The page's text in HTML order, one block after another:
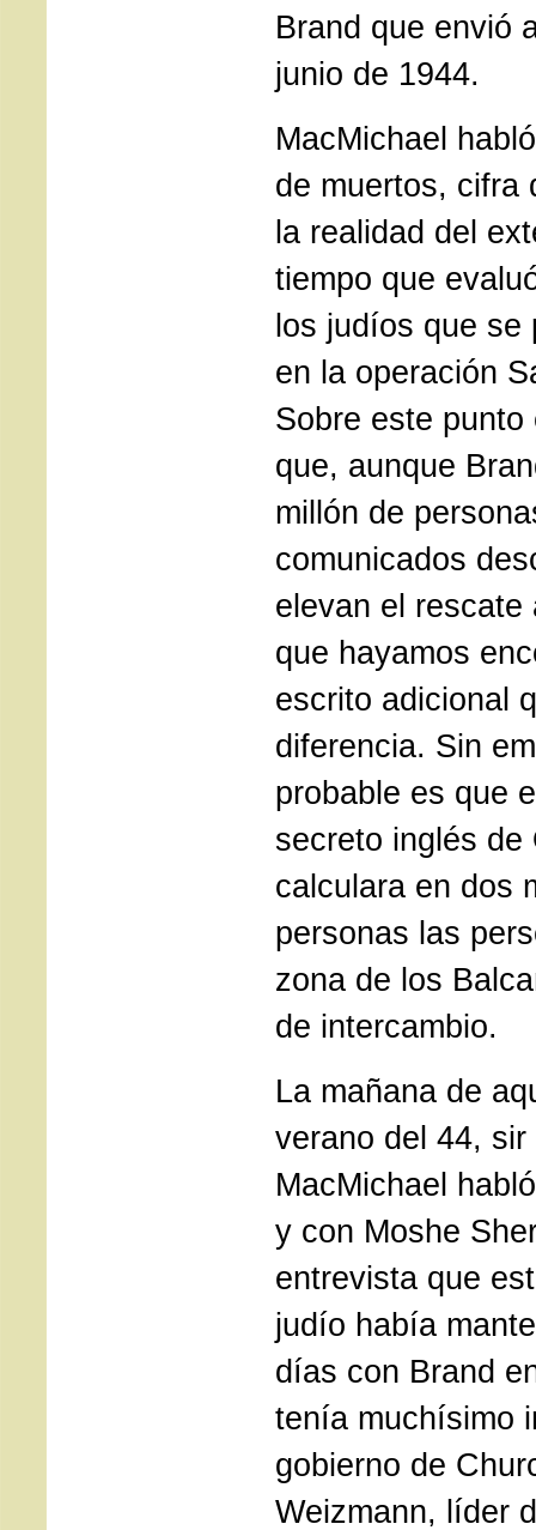
Brand que envió
junio de 1944.
MacMichael
de muertos, cifra
la realidad del
tiempo que
los judíos que se
en la operación
Sobre este
que, aunque
millón de
comunicados
elevan el rescate
que hayamos
escrito adicional
diferencia. Sin
probable es que
secreto inglés de
calculara en dos
personas las
zona de los
de intercambio.
La mañana de
verano del 44, sir
MacMichael
y con Moshe
entrevista que
judío había
días con Brand
tenía muchísimo
gobierno de
Weizmann, líder